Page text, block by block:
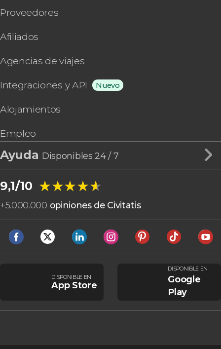
Proveedores
Afiliados
Agencias de viajes
Integraciones y API Nuevo
Alojamientos
Empleo
Ayuda Disponibles 24 / 7
9,1/10 ★★★★★
★★★★★
+5.000.000 opiniones de Civitatis
DISPONIBLE EN
App Store
DISPONIBLE EN
Google
Play